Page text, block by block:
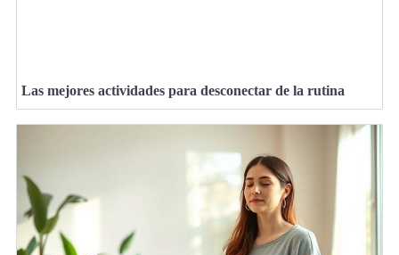
Las mejores actividades para desconectar de la rutina